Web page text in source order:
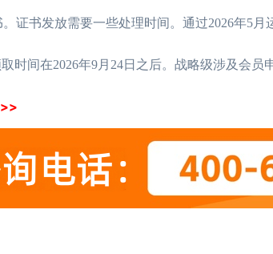
证书发放需要一些处理时间。通过2026年5月
时间在2026年9月24日之后。战略级涉及会员